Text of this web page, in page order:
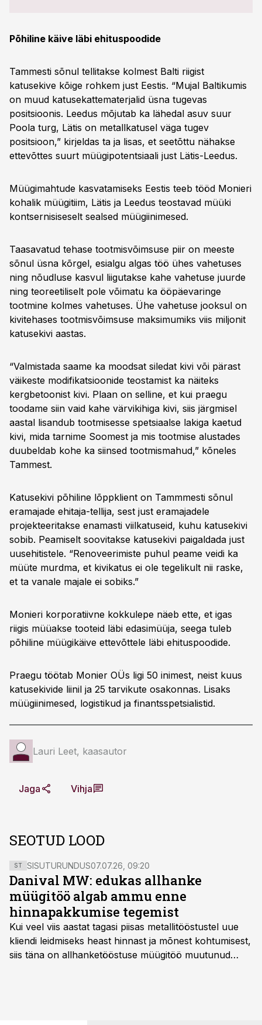
Põhiline käive läbi ehituspoodide
Tammesti sõnul tellitakse kolmest Balti riigist
katusekive kõige rohkem just Eestis. “Mujal Baltikumis
on muud katusekattematerjalid üsna tugevas
positsioonis. Leedus mõjutab ka lähedal asuv suur
Poola turg, Lätis on metallkatusel väga tugev
positsioon,” kirjeldas ta ja lisas, et seetõttu nähakse
ettevõttes suurt müügipotentsiaali just Lätis-Leedus.
Müügimahtude kasvatamiseks Eestis teeb tööd Monieri
kohalik müügitiim, Lätis ja Leedus teostavad müüki
kontsernisiseselt sealsed müügiinimesed.
Taasavatud tehase tootmisvõimsuse piir on meeste
sõnul üsna kõrgel, esialgu algas töö ühes vahetuses
ning nõudluse kasvul liigutakse kahe vahetuse juurde
ning teoreetiliselt pole võimatu ka ööpäevaringe
tootmine kolmes vahetuses. Ühe vahetuse jooksul on
kivitehases tootmisvõimsuse maksimumiks viis miljonit
katusekivi aastas.
“Valmistada saame ka moodsat siledat kivi või pärast
väikeste modifikatsioonide teostamist ka näiteks
kergbetoonist kivi. Plaan on selline, et kui praegu
toodame siin vaid kahe värvikihiga kivi, siis järgmisel
aastal lisandub tootmisesse spetsiaalse lakiga kaetud
kivi, mida tarnime Soomest ja mis tootmise alustades
duubeldab kohe ka siinsed tootmismahud,” kõneles
Tammest.
Katusekivi põhiline lõppklient on Tammmesti sõnul
eramajade ehitaja-tellija, sest just eramajadele
projekteeritakse enamasti viilkatuseid, kuhu katusekivi
sobib. Peamiselt soovitakse katusekivi paigaldada just
uusehitistele. “Renoveerimiste puhul peame veidi ka
müüte murdma, et kivikatus ei ole tegelikult nii raske,
et ta vanale majale ei sobiks.”
Monieri korporatiivne kokkulepe näeb ette, et igas
riigis müüakse tooteid läbi edasimüüja, seega tuleb
põhiline müügikäive ettevõttele läbi ehituspoodide.
Praegu töötab Monier OÜs ligi 50 inimest, neist kuus
katusekivide liinil ja 25 tarvikute osakonnas. Lisaks
müügiinimesed, logistikud ja finantsspetsialistid.
Lauri Leet, kaasautor
Jaga Vihja
SEOTUD LOOD
ST SISUTURUNDUS07.07.26, 09:20
Danival MW: edukas allhanke
müügitöö algab ammu enne
hinnapakkumise tegemist
Kui veel viis aastat tagasi piisas metallitööstustel uue
kliendi leidmiseks heast hinnast ja mõnest kohtumisest,
siis täna on allhanketööstuse müügitöö muutunud